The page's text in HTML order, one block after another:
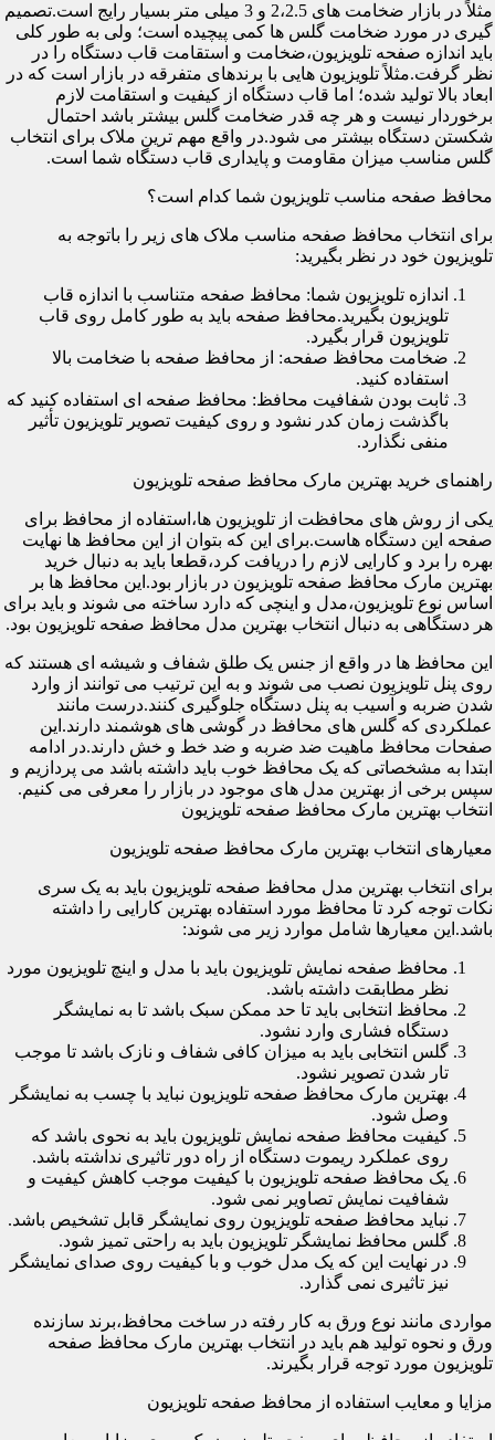
مثلاً در بازار ضخامت های 2،2.5 و 3 میلی متر بسیار رایج است.تصمیم
گیری در مورد ضخامت گلس ها کمی پیچیده است؛ ولی به طور کلی
باید اندازه صفحه تلویزیون،ضخامت و استقامت قاب دستگاه را در
نظر گرفت.مثلاً تلویزیون هایی با برندهای متفرقه در بازار است که در
ابعاد بالا تولید شده؛ اما قاب دستگاه از کیفیت و استقامت لازم
برخوردار نیست و هر چه قدر ضخامت گلس بیشتر باشد احتمال
شکستن دستگاه بیشتر می شود.در واقع مهم ترین ملاک برای انتخاب
گلس مناسب میزان مقاومت و پایداری قاب دستگاه شما است.
محافظ صفحه مناسب تلویزیون شما کدام است؟
برای انتخاب محافظ صفحه مناسب ملاک های زیر را باتوجه به
تلویزیون خود در نظر بگیرید:
اندازه تلویزیون شما: محافظ صفحه متناسب با اندازه قاب
تلویزیون بگیرید.محافظ صفحه باید به طور کامل روی قاب
تلویزیون قرار بگیرد.
ضخامت محافظ صفحه: از محافظ صفحه با ضخامت بالا
استفاده کنید.
ثابت بودن شفافیت محافظ: محافظ صفحه ای استفاده کنید که
باگذشت زمان کدر نشود و روی کیفیت تصویر تلویزیون تأثیر
منفی نگذارد.
راهنمای خرید بهترین مارک محافظ صفحه تلویزیون
یکی از روش های محافظت از تلویزیون ها،استفاده از محافظ برای
صفحه این دستگاه هاست.برای این که بتوان از این محافظ ها نهایت
بهره را برد و کارایی لازم را دریافت کرد،قطعا باید به دنبال خرید
بهترین مارک محافظ صفحه تلویزیون در بازار بود.این محافظ ها بر
اساس نوع تلویزیون،مدل و اینچی که دارد ساخته می شوند و باید برای
هر دستگاهی به دنبال انتخاب بهترین مدل محافظ صفحه تلویزیون بود.
این محافظ ها در واقع از جنس یک طلق شفاف و شیشه ای هستند که
روی پنل تلویزیون نصب می شوند و به این ترتیب می توانند از وارد
شدن ضربه و آسیب به پنل دستگاه جلوگیری کنند.درست مانند
عملکردی که گلس های محافظ در گوشی های هوشمند دارند.این
صفحات محافظ ماهیت ضد ضربه و ضد خط و خش دارند.در ادامه
ابتدا به مشخصاتی که یک محافظ خوب باید داشته باشد می پردازیم و
سپس برخی از بهترین مدل های موجود در بازار را معرفی می کنیم.
انتخاب بهترین مارک محافظ صفحه تلویزیون
معیارهای انتخاب بهترین مارک محافظ صفحه تلویزیون
برای انتخاب بهترین مدل محافظ صفحه تلویزیون باید به یک سری
نکات توجه کرد تا محافظ مورد استفاده بهترین کارایی را داشته
باشد.این معیارها شامل موارد زیر می شوند:
محافظ صفحه نمایش تلویزیون باید با مدل و اینچ تلویزیون مورد
نظر مطابقت داشته باشد.
محافظ انتخابی باید تا حد ممکن سبک باشد تا به نمایشگر
دستگاه فشاری وارد نشود.
گلس انتخابی باید به میزان کافی شفاف و نازک باشد تا موجب
تار شدن تصویر نشود.
بهترین مارک محافظ صفحه تلویزیون نباید با چسب به نمایشگر
وصل شود.
کیفیت محافظ صفحه نمایش تلویزیون باید به نحوی باشد که
روی عملکرد ریموت دستگاه از راه دور تاثیری نداشته باشد.
یک محافظ صفحه تلویزیون با کیفیت موجب کاهش کیفیت و
شفافیت نمایش تصاویر نمی شود.
نباید محافظ صفحه تلویزیون روی نمایشگر قابل تشخیص باشد.
گلس محافظ نمایشگر تلویزیون باید به راحتی تمیز شود.
در نهایت این که یک مدل خوب و با کیفیت روی صدای نمایشگر
نیز تاثیری نمی گذارد.
مواردی مانند نوع ورق به کار رفته در ساخت محافظ،برند سازنده
ورق و نحوه تولید هم باید در انتخاب بهترین مارک محافظ صفحه
تلویزیون مورد توجه قرار بگیرند.
مزایا و معایب استفاده از محافظ صفحه تلویزیون